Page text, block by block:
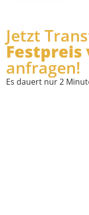
Jetzt
Festpreis
anfragen!
Es dauert nur 2